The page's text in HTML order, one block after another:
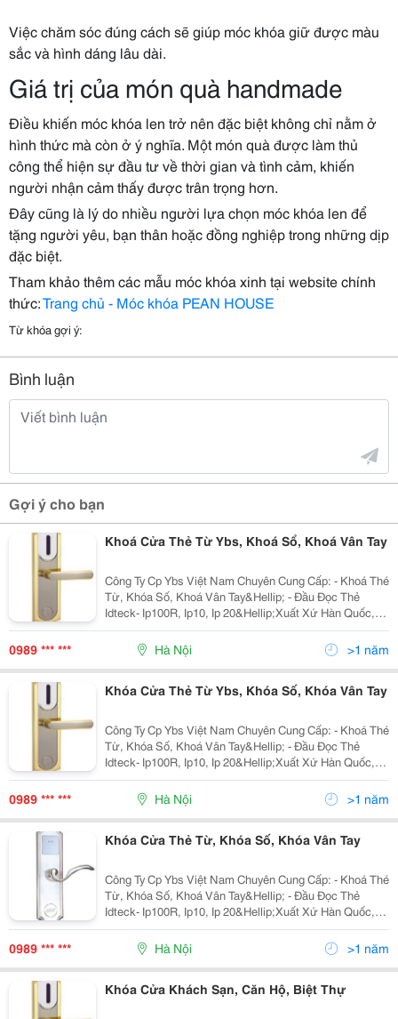
Việc chăm sóc đúng cách sẽ giúp móc khóa giữ được màu
sắc và hình dáng lâu dài.
Giá trị của món quà handmade
Điều khiến móc khóa len trở nên đặc biệt không chỉ nằm ở
hình thức mà còn ở ý nghĩa. Một món quà được làm thủ
công thể hiện sự đầu tư về thời gian và tình cảm, khiến
người nhận cảm thấy được trân trọng hơn.
Đây cũng là lý do nhiều người lựa chọn móc khóa len để
tặng người yêu, bạn thân hoặc đồng nghiệp trong những dịp
đặc biệt.
Tham khảo thêm các mẫu móc khóa xinh tại website chính
thức:Trang chủ - Móc khóa PEAN HOUSE
Từ khóa gợi ý:
Bình luận
Gợi ý cho bạn
Khoá Cửa Thẻ Từ Ybs, Khoá Sổ, Khoá Vân Tay
Công Ty Cp Ybs Việt Nam Chuyên Cung Cấp: - Khoá Thé
Từ, Khóa Số, Khoá Vân Tay&Hellip; - Đầu Đọc Thẻ
Idteck- Ip100R, Ip10, Ip 20&Hellip;Xuất Xứ Hàn Quốc,
Kiểm Soát Ra Vào Cho Thang Máy. - Thẻ Atm, Thẻ Sinh
Viên&Hellip;Chúng Tôi Luôn Mang Đến
0989 *** *** Hà Nội >1 năm
Khóa Cửa Thẻ Từ Ybs, Khóa Số, Khóa Vân Tay
Công Ty Cp Ybs Việt Nam Chuyên Cung Cấp: - Khoá Thé
Từ, Khóa Số, Khoá Vân Tay&Hellip; - Đầu Đọc Thẻ
Idteck- Ip100R, Ip10, Ip 20&Hellip;Xuất Xứ Hàn Quốc,
Kiểm Soát Ra Vào Cho Thang Máy. - Thẻ Atm, Thẻ Sinh
Viên&Hellip;Chúng Tôi Luôn Mang Đến
0989 *** *** Hà Nội >1 năm
Khóa Cửa Thẻ Từ, Khóa Số, Khóa Vân Tay
Công Ty Cp Ybs Việt Nam Chuyên Cung Cấp: - Khoá Thé
Từ, Khóa Số, Khoá Vân Tay&Hellip; - Đầu Đọc Thẻ
Idteck- Ip100R, Ip10, Ip 20&Hellip;Xuất Xứ Hàn Quốc,
Kiểm Soát Ra Vào Cho Thang Máy. - Thẻ Atm, Thẻ Sinh
Viên&Hellip;Chúng Tôi Luôn Mang Đến
0989 *** *** Hà Nội >1 năm
Khóa Cửa Khách Sạn, Căn Hộ, Biệt Thự